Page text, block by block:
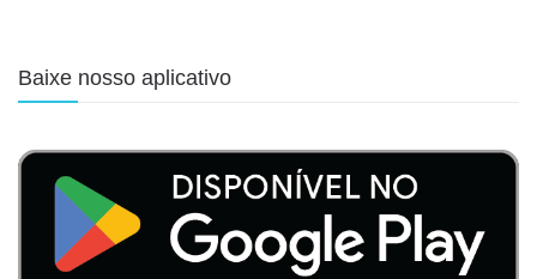
Baixe nosso aplicativo